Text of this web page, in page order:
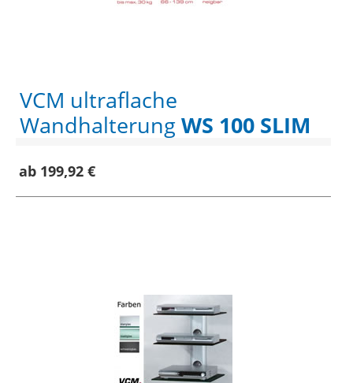
VCM ultraflache
WandhalterungWS 100 SLIM
ab 199,92 €